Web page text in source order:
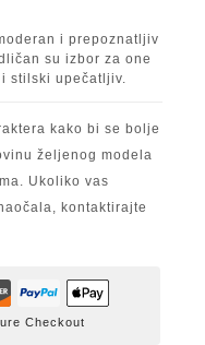
i prepoznatljiv
su izbor za one
stilski upečatljiv.
kako bi se bolje
željenog modela
Ukoliko vas
kontaktirajte
Checkout